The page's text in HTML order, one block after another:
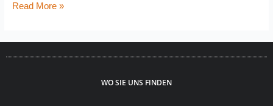
Read More »
WO SIE UNS FINDEN